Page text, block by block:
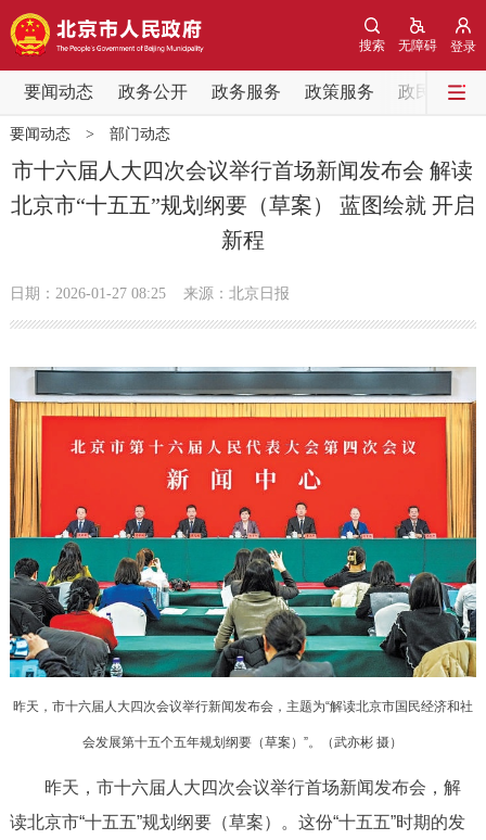
登录
无障碍
搜索
要闻动态 政务公开 政务服务 政策服务 政民互动
要闻动态
党中央精神
北京要闻 会议信息 部门动态
政务公开
机构职能
政策兑现 政策解读 回应关切
决策公开 专题公开
政务服务
个人服务 法人服务 部门服务
中介服务 阳光政务
要闻动态> 部门动态
市十六届人大四次会议举行首场新闻发布会 解读
北京市“十五五”规划纲要（草案） 蓝图绘就 开启
新程
日期：2026-01-27 08:25 来源：北京日报
昨天，市十六届人大四次会议举行新闻发布会，主题为“解读北京市国民经济和社
会发展第十五个五年规划纲要（草案）”。（武亦彬 摄）
昨天，市十六届人大四次会议举行首场新闻发布会，解
读北京市“十五五”规划纲要（草案）。这份“十五五”时期的发